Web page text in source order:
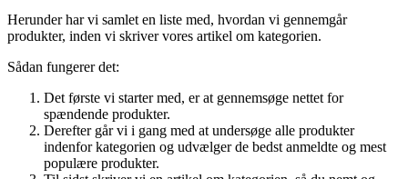
Herunder har vi samlet en liste med, hvordan vi gennemgår
produkter, inden vi skriver vores artikel om kategorien.
Sådan fungerer det:
Det første vi starter med, er at gennemsøge nettet for
spændende produkter.
Derefter går vi i gang med at undersøge alle produkter
indenfor kategorien og udvælger de bedst anmeldte og mest
populære produkter.